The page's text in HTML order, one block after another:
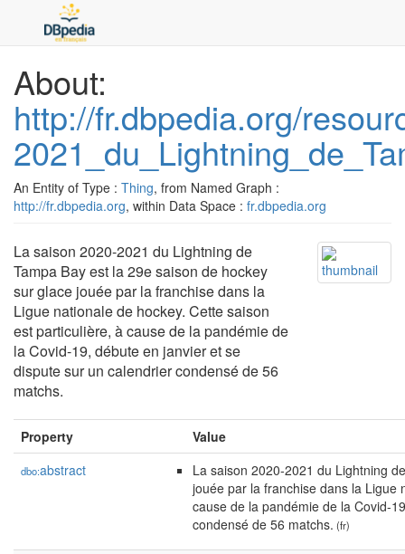
About:
http://fr.dbpedia.org/
An Entity of Type : Thing, from Named Graph :
http://fr.dbpedia.org, within Data Space : fr.dbpedia.org
La saison 2020-2021 du Lightning de
Tampa Bay est la 29e saison de hockey
sur glace jouée par la franchise dans la
Ligue nationale de hockey. Cette saison
est particulière, à cause de la pandémie de
la Covid-19, débute en janvier et se
dispute sur un calendrier condensé de 56
matchs.
Property Value
dbo:abstract
La saison 2020-2021 du Lightning
jouée par la franchise dans la Ligue
cause de la pandémie de la Covid-
condensé de 56 matchs. (fr)